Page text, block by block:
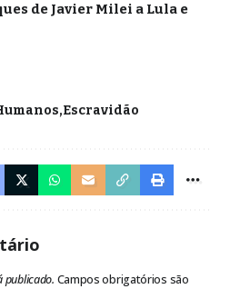
de Javier Milei a Lula e
Escravidão
publicado. Campos obrigatórios são